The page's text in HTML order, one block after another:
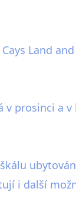
Land
v prosinci a
i další